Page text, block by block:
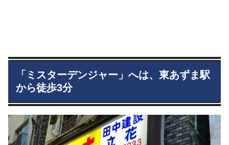
「ミスターデンジャー」へは、東あずま駅
から徒歩3分